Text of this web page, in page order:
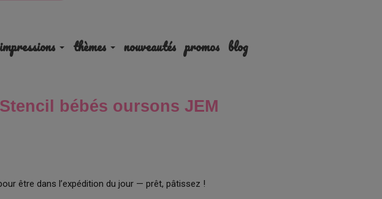
impressions thèmes nouveautés promos blog
bébés oursons JEM
être dans l’expédition du jour — prêt, pâtissez !